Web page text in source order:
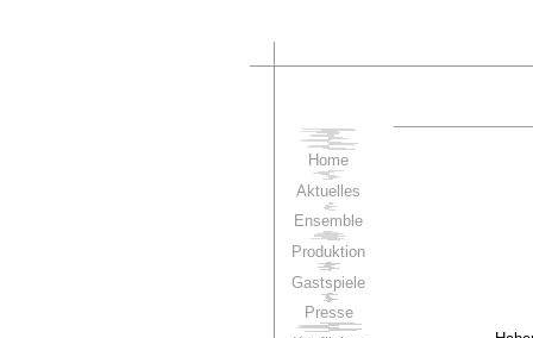
Home
Aktuelles
Ensemble
Produktion
Gastspiele
Presse